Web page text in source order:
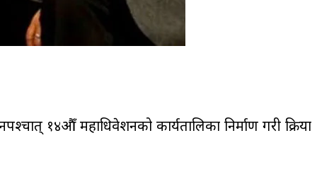
१४औँ महाधिवेशनको कार्यतालिका निर्माण गरी प्रक्रिया